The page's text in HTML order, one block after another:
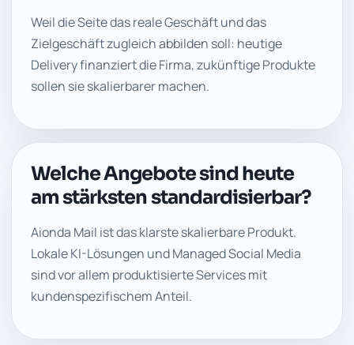
Weil die Seite das reale Geschäft und das
Zielgeschäft zugleich abbilden soll: heutige
Delivery finanziert die Firma, zukünftige Produkte
sollen sie skalierbarer machen.
Welche Angebote sind heute
am stärksten standardisierbar?
Aionda Mail ist das klarste skalierbare Produkt.
Lokale KI-Lösungen und Managed Social Media
sind vor allem produktisierte Services mit
kundenspezifischem Anteil.